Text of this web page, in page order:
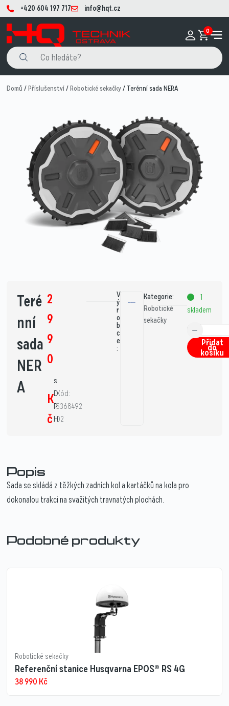
+420 604 197 717 info@hqt.cz
0
Domů /Příslušenství/Robotické sekačky/ Terénní sada NERA
Teré
nní
sada
NER
A
2
9
9
0
K
č
s
D
P
H
Kód:
5368492
02
V
ý
r
o
b
c
e
:
Kategorie:
Robotické
sekačky
1
skladem
Přidat
do
košíku
Popis
Sada se skládá z těžkých zadních kol a kartáčků na kola pro
dokonalou trakci na svažitých travnatých plochách.
Podobné produkty
Robotické sekačky
Referenční stanice Husqvarna EPOS® RS 4G
38 990 Kč